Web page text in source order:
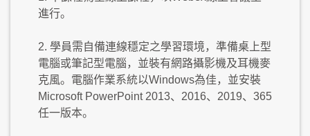
進行。
2. 學員需自備連線穩定之學習環境，準備桌上型
電腦或筆記型電腦，並裝有網路攝影機及耳機麥
克風。電腦作業系統以Windows為佳，並安裝
Microsoft PowerPoint 2013、2016、2019、365
任一版本。